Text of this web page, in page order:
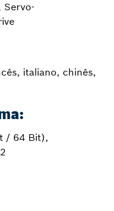
Servo-
italiano, chinês,
/ 64 Bit),